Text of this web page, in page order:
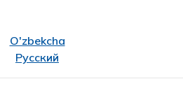
O'zbekcha
Русский